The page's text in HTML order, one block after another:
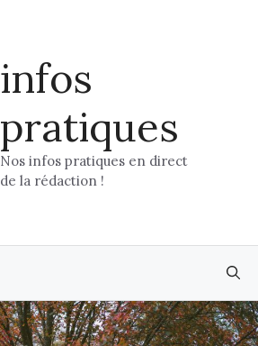
infos
pratiques
Nos infos pratiques en direct
de la rédaction !